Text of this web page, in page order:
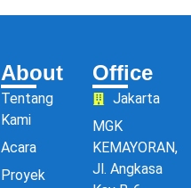
About
Tentang
Kami
Acara
Proyek
Office
Jakarta
MGK
KEMAYORAN,
Jl. Angkasa